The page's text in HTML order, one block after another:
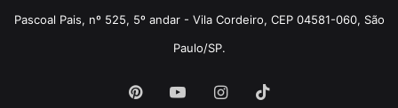
Pascoal Pais, nº 525, 5º andar - Vila Cordeiro, CEP 04581-060, São
Paulo/SP.
PinterestYouTubeInstagram